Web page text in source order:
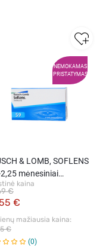
NEMOKAMAS
PRISTATYMAS
& LOMB, SOFLENS
2,25 mėnesiniai
lęšiai, 6 vnt.
kaina
€
€
mažiausia kaina:
€
0